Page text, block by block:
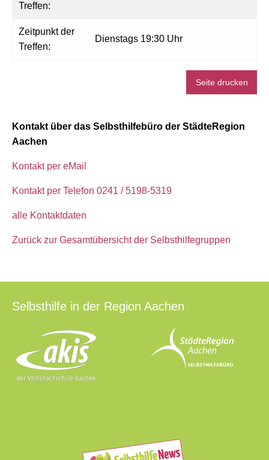
Treffen:
Zeitpunkt der
Treffen:
Dienstags 19:30 Uhr
Seite drucken
Kontakt über das Selbsthilfebüro der StädteRegion
Aachen
Kontakt per eMail
Kontakt per Telefon 0241 / 5198-5319
alle Kontaktdaten
Zurück zur Gesamtübersicht der Selbsthilfegruppen
Selbsthilfe in der Region Aachen